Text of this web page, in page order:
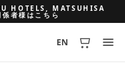
HOTELS, MATSUHISA
者様はこちら
EN